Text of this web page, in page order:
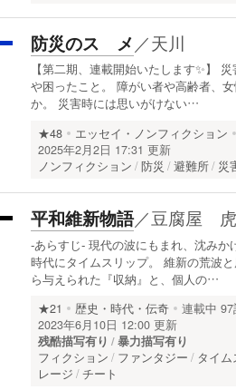
防災のスゝメ ／天川
【第二期、連載開始いたします✨️】
や困ったこと。 障がい者や高齢者、
か。 災害時には思いがけない…
★48 エッセイ・ノンフィクション
2025年2月2日 17:31 更新
ノンフィクション
防災 避難所 災
平和維新物語／豆腐屋
‐あらすじ‐ 現代の波にもまれ、沈み
時代にタイムスリップ。 維新の荒波
ら与えられた『収納』と、個人の…
★21 歴史・時代・伝奇 連載中 97
2023年6月10日 12:00 更新
残酷描写有り
暴力描写有り
フィクション
ファンタジー タイ
レージ
チート